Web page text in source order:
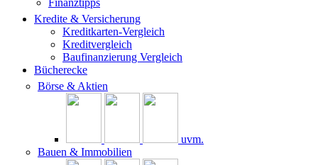
Finanztipps
Kredite & Versicherung
Kreditkarten-Vergleich
Kreditvergleich
Baufinanzierung Vergleich
Bücherecke
Börse & Aktien
uvm.
Bauen & Immobilien